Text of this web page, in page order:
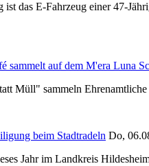
ist das E-Fahrzeug einer 47-
sammelt auf dem M'era Luna
Müll" sammeln
beim Stadtradeln Do,
Jahr im Landkreis